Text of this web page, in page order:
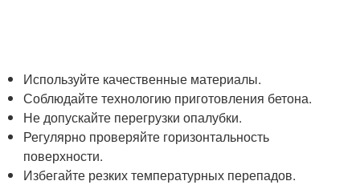
Используйте качественные материалы.
Соблюдайте технологию приготовления бетона.
Не допускайте перегрузки опалубки.
Регулярно проверяйте горизонтальность
поверхности.
Избегайте резких температурных перепадов.